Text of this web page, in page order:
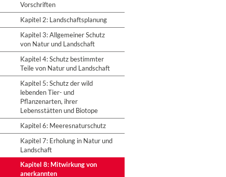
Vorschriften
Kapitel 2: Landschaftsplanung
Kapitel 3: Allgemeiner Schutz
von Natur und Landschaft
Kapitel 4: Schutz bestimmter
Teile von Natur und Landschaft
Kapitel 5: Schutz der wild
lebenden Tier- und
Pflanzenarten, ihrer
Lebensstätten und Biotope
Kapitel 6: Meeresnaturschutz
Kapitel 7: Erholung in Natur und
Landschaft
Kapitel 8: Mitwirkung von
anerkannten